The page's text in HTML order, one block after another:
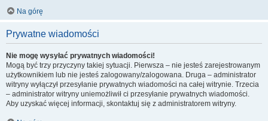
Na górę
Prywatne wiadomości
Nie mogę wysyłać prywatnych wiadomości!
Mogą być trzy przyczyny takiej sytuacji. Pierwsza – nie jesteś zarejestrowanym
użytkownikiem lub nie jesteś zalogowany/zalogowana. Druga – administrator
witryny wyłączył przesyłanie prywatnych wiadomości na całej witrynie. Trzecia
– administrator witryny uniemożliwił ci przesyłanie prywatnych wiadomości.
Aby uzyskać więcej informacji, skontaktuj się z administratorem witryny.